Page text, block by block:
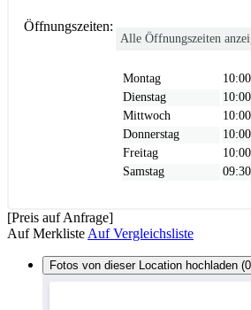
Öffnungszeiten:
Alle Öffnungszeiten
Montag
Dienstag
Mittwoch
Donnerstag
Freitag
Samstag
[Preis auf Anfrage]
Auf Merkliste Auf Vergleichsliste
Fotos von dieser Location hochladen